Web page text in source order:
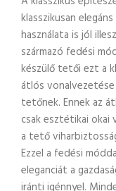
klasszikusan
használata is jól
származó fedési
készülő tetői ezt a
átlós
tetőnek. Ennek az
csak esztétikai okai
a tető
Ezzel a fedési
eleganciát a
iránti igénnyel.